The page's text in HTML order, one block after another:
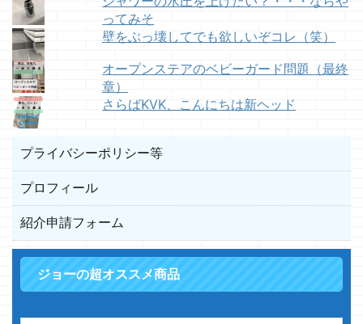
ってみそ
壁をぶっ壊してでも欲しいぞコレ（笑）
オープンステアのベビーガード問題（最終
章）
さらばKVK、こんにちは新ヘッド
プライバシーポリシー等
プロフィール
紹介申請フォーム
ジョーの超オススメ商品